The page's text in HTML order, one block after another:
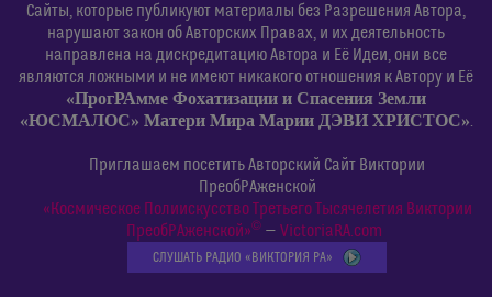
Сайты, которые публикуют материалы без Разрешения Автора,
нарушают закон об Авторских Правах, и их деятельность
направлена на дискредитацию Автора и Её Идеи, они все
являются ложными и не имеют никакого отношения к Автору и Её
«ПрогРАмме Фохатизации и Спасения Земли
«ЮСМАЛОС» Матери Мира Марии ДЭВИ ХРИСТОС».
Приглашаем посетить Авторский Сайт Виктории
ПреобРАженской
«Космическое Полиискусство Третьего Тысячелетия Виктории
ПреобРАженской»©— VictoriaRA.com
СЛУШАТЬ РАДИО «ВИКТОРИЯ РА»